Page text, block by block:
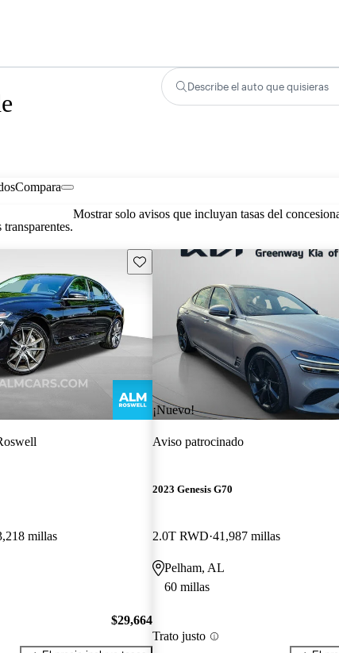
Describe el auto que quisieras
Compara
Mostrar solo avisos que incluyan tasas del
Guarda este Aviso
millas
$29,664
¡Nuevo!
Aviso patrocinado
2023 Genesis G70
2.0T RWD 41,987 millas
Pelham, AL
60 millas
Trato justo